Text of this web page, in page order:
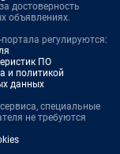
достоверность
объявлениях.
регулируются:
ПО
и политикой
данных
специальные
не требуются